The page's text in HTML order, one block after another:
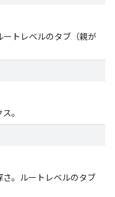
ートレベルのタブ（親が
。
。ルートレベルのタブ